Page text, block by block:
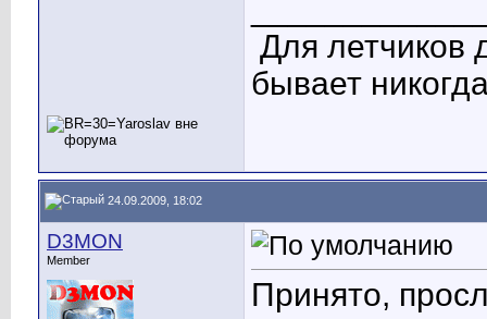
Для летчиков
бывает
24.09.2009, 18:02
D3MON
Member
Принято,